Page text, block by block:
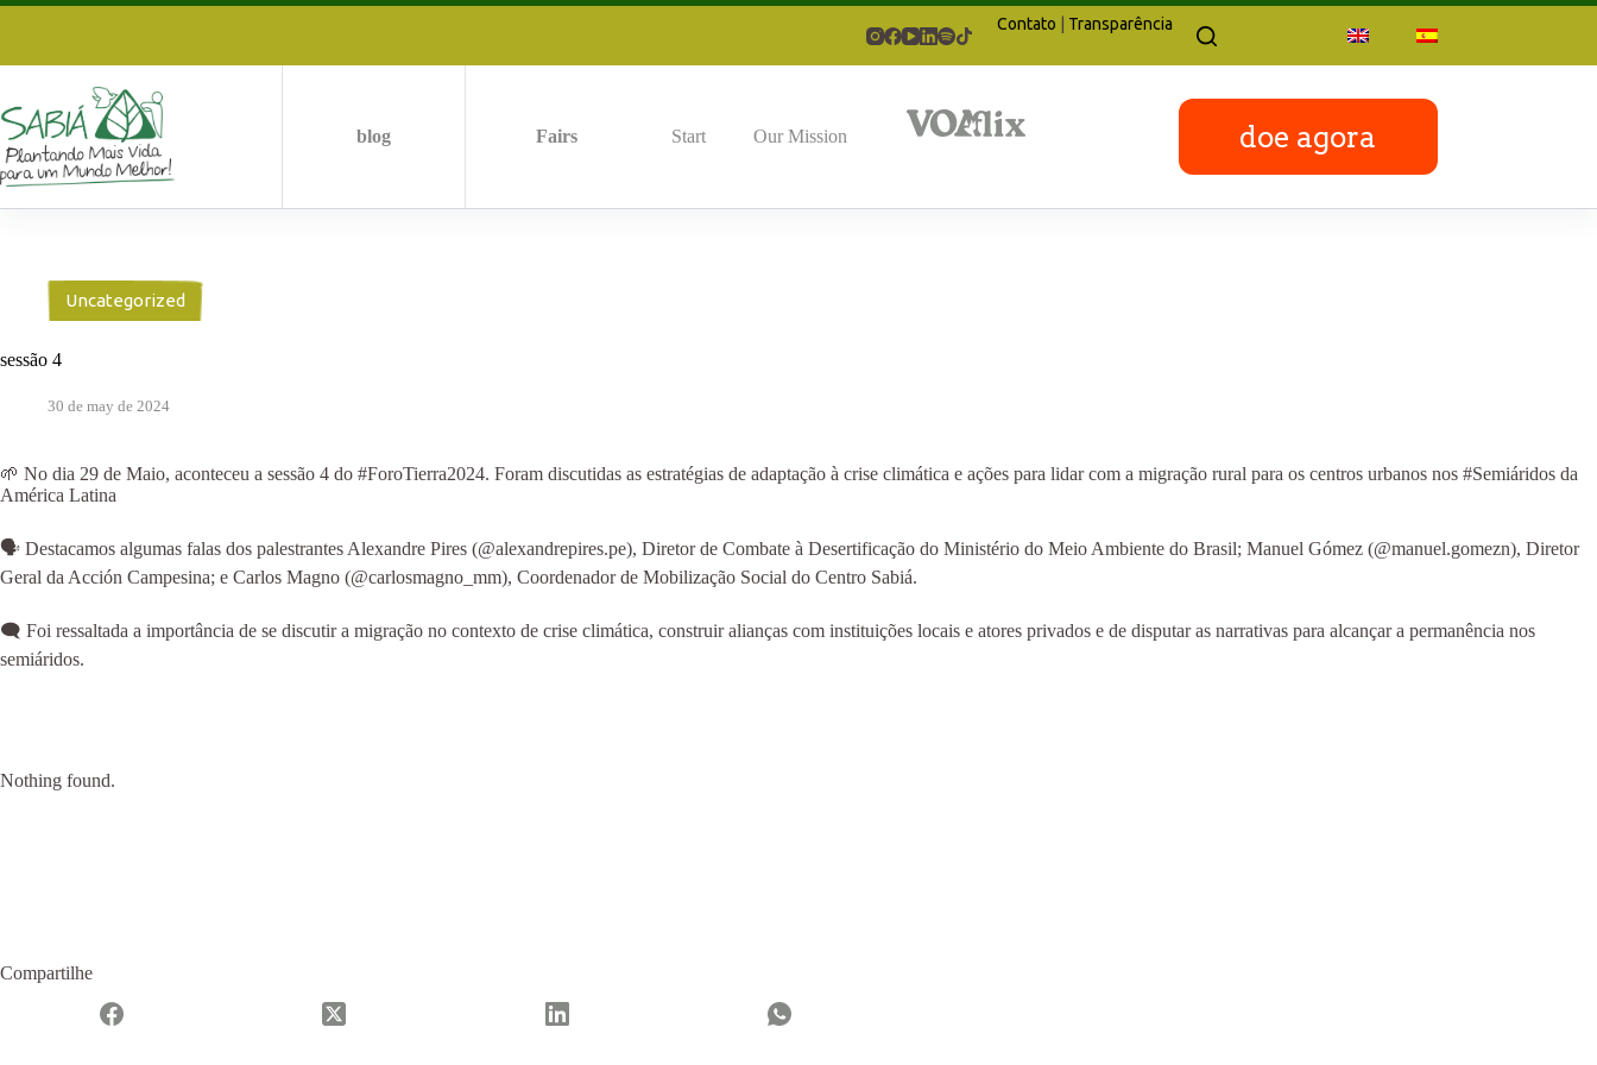
Skip
Contato | Transparência
blog Fairs Start Our Mission doe agora
Uncategorized
sessão 4
30 de may de 2024
🌱 No dia 29 de Maio, aconteceu a sessão 4 do #ForoTierra2024. Foram discutidas as estratégias de adaptação à crise climática e ações para lidar com a migração rural para os centros urbanos nos #Semiáridos da
América Latina
🗣️ Destacamos algumas falas dos palestrantes Alexandre Pires (@alexandrepires.pe), Diretor de Combate à Desertificação do Ministério do Meio Ambiente do Brasil; Manuel Gómez (@manuel.gomezn), Diretor
Geral da Acción Campesina; e Carlos Magno (@carlosmagno_mm), Coordenador de Mobilização Social do Centro Sabiá.
🗨️ Foi ressaltada a importância de se discutir a migração no contexto de crise climática, construir alianças com instituições locais e atores privados e de disputar as narrativas para alcançar a permanência nos
semiáridos.
Nothing found.
Compartilhe